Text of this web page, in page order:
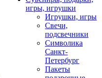
игры, игрушки
Игрушки, игры
Свечи,
подсвечники
Символика
Санкт-
Петербург
Пакеты